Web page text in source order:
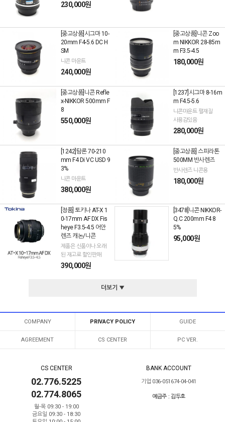
230,000원
[중고상품]시그마 10-
20mm F4-5.6 DC H
SM
니콘 마운트
240,000원
[중고상품]니콘 Zoo
m NIKKOR 28-85m
m F3.5-4.5
180,000원
[중고상품]니콘 Refle
x-NIKKOR 500mm F
8
550,000원
[1237]시그마 8-16m
m F4.5-5.6
니콘마운트 펄재질
사용감있음
280,000원
[1242]탐론 70-210
mm F4 Di VC USD 9
3%
니콘 마운트
380,000원
[중고상품] 스피라톤
500MM 반사렌즈
반사렌즈 니콘용
180,000원
[정품] 토키나 AT-X 1
0-17mm AF DX Fis
heye F3.5-4.5 어안
렌즈 캐논/니콘
제품은 신품이나 오래
된 재고로 할인판매
390,000원
[3478]니콘 NIKKOR-
Q.C 200mm F4 8
5%
95,000원
더보기 ▼
COMPANY PRIVACY POLICY GUIDE
AGREEMENT CS CENTER PC VER.
CS CENTER
02.776.5225
02.774.8065
월-목 09:30 - 19:00
금요일 09:30 - 18:30
BANK ACCOUNT
기업 036-051674-04-041
예금주 : 김두호